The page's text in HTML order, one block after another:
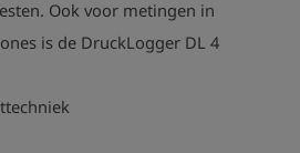
Ook voor metingen in
is de DruckLogger DL 4